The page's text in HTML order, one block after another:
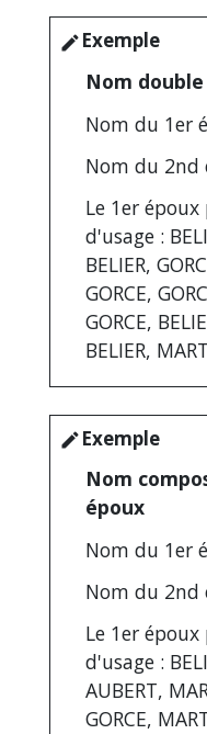
edit Exemple
Nom
Nom du 1er
Nom du 2nd
Le 1er époux
d'usage :
BELIER,
GORCE,
GORCE,
BELIER,
edit Exemple
Nom
époux
Nom du 1er
Nom du 2nd
Le 1er époux
d'usage :
AUBERT,
GORCE,